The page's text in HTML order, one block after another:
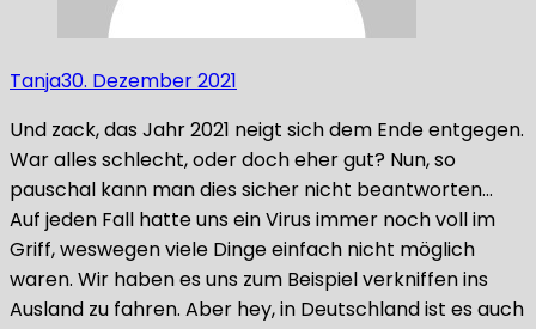
Tanja30. Dezember 2021
Und zack, das Jahr 2021 neigt sich dem Ende entgegen.
War alles schlecht, oder doch eher gut? Nun, so
pauschal kann man dies sicher nicht beantworten…
Auf jeden Fall hatte uns ein Virus immer noch voll im
Griff, weswegen viele Dinge einfach nicht möglich
waren. Wir haben es uns zum Beispiel verkniffen ins
Ausland zu fahren. Aber hey, in Deutschland ist es auch